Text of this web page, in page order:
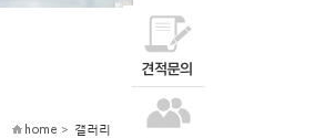
home > 갤러리